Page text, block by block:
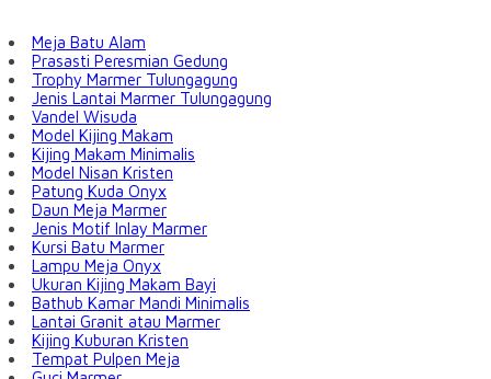
Meja Batu Alam
Prasasti Peresmian Gedung
Trophy Marmer Tulungagung
Jenis Lantai Marmer Tulungagung
Vandel Wisuda
Model Kijing Makam
Kijing Makam Minimalis
Model Nisan Kristen
Patung Kuda Onyx
Daun Meja Marmer
Jenis Motif Inlay Marmer
Kursi Batu Marmer
Lampu Meja Onyx
Ukuran Kijing Makam Bayi
Bathub Kamar Mandi Minimalis
Lantai Granit atau Marmer
Kijing Kuburan Kristen
Tempat Pulpen Meja